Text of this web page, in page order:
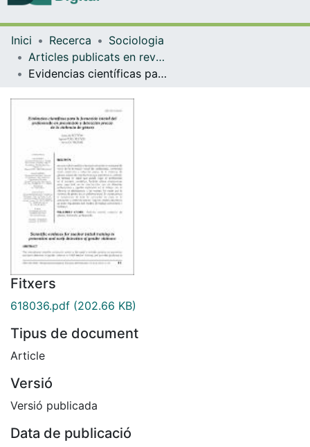
Navega per tot el DD
Inici Recerca
Sociologia
Articles publicats en revistes (Sociologia)
Evidencias científicas para la formación inicial del profesorado en prevención y detección precoz de la violencia de género
Fitxers
618036.pdf (202.66 KB)
Tipus de document
Article
Versió
Versió publicada
Data de publicació